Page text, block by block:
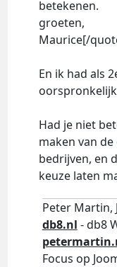
betekenen.
groeten,
Maurice[/
En ik had als
Had je niet
maken van
bedrijven, en
keuze laten
Peter Martin,
db8.nl - db8
Focus op